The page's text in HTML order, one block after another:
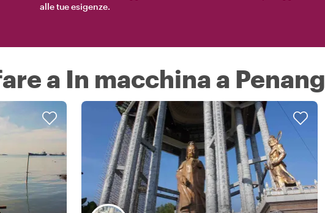
alle tue esigenze.
a In macchina a Penang